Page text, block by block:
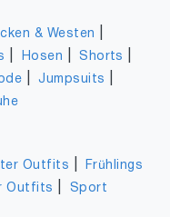
& Westen
Hosen |Shorts
|Jumpsuits
Outfits
Frühlings
Outfits
Sport